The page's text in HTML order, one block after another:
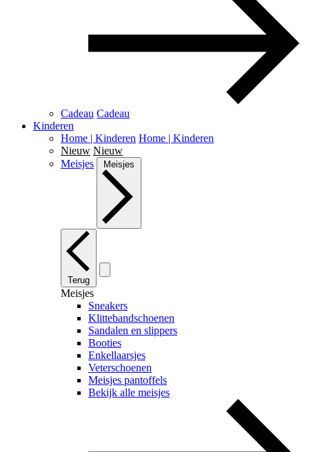
Cadeau Cadeau
Kinderen
Home | Kinderen Home | Kinderen
Nieuw Nieuw
Meisjes
Meisjes
Terug
Meisjes
Sneakers
Klittebandschoenen
Sandalen en slippers
Booties
Enkellaarsjes
Veterschoenen
Meisjes pantoffels
Bekijk alle meisjes